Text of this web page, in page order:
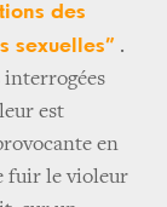
des
sexuelles” .
interrogées
est
en
fuir le violeur